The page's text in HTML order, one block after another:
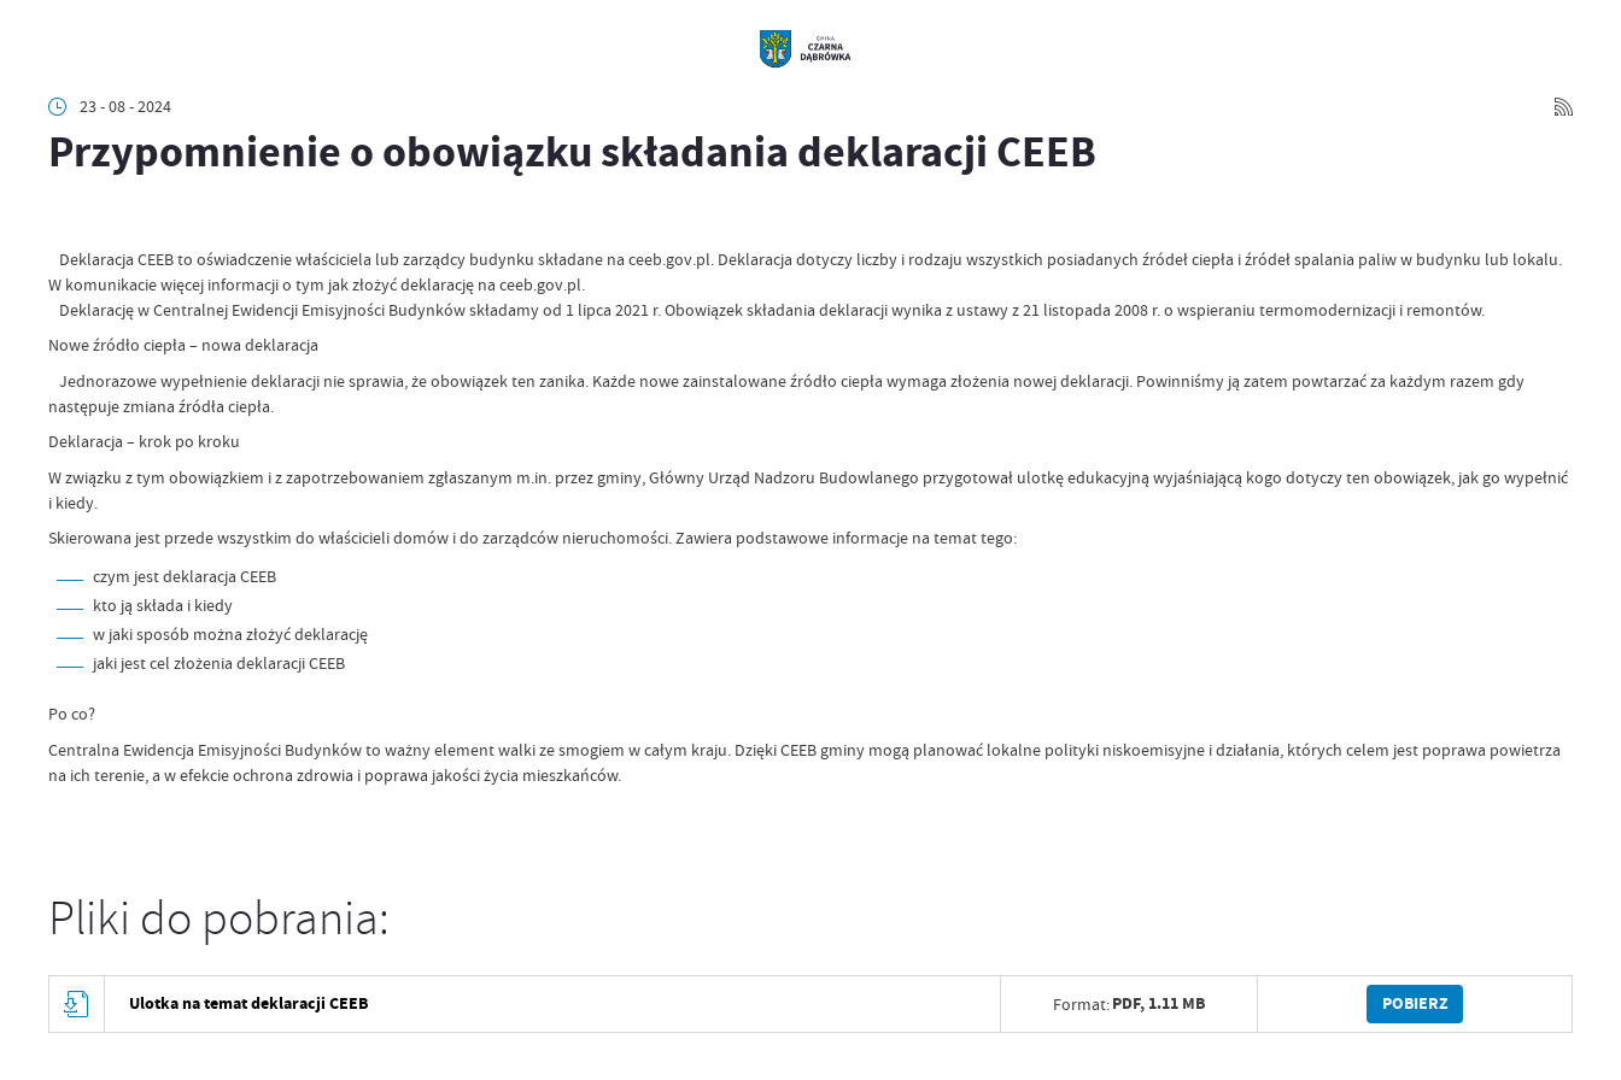
23 - 08 - 2024
Przypomnienie o obowiązku składania deklaracji CEEB
Deklaracja CEEB to oświadczenie właściciela lub zarządcy budynku składane na ceeb.gov.pl. Deklaracja dotyczy liczby i rodzaju wszystkich posiadanych źródeł ciepła i źródeł spalania paliw w budynku lub lokalu.
W komunikacie więcej informacji o tym jak złożyć deklarację na ceeb.gov.pl.
Deklarację w Centralnej Ewidencji Emisyjności Budynków składamy od 1 lipca 2021 r. Obowiązek składania deklaracji wynika z ustawy z 21 listopada 2008 r. o wspieraniu termomodernizacji i remontów.
Nowe źródło ciepła – nowa deklaracja
Jednorazowe wypełnienie deklaracji nie sprawia, że obowiązek ten zanika. Każde nowe zainstalowane źródło ciepła wymaga złożenia nowej deklaracji. Powinniśmy ją zatem powtarzać za każdym razem gdy
następuje zmiana źródła ciepła.
Deklaracja – krok po kroku
W związku z tym obowiązkiem i z zapotrzebowaniem zgłaszanym m.in. przez gminy, Główny Urząd Nadzoru Budowlanego przygotował ulotkę edukacyjną wyjaśniającą kogo dotyczy ten obowiązek, jak go wypełnić
i kiedy.
Skierowana jest przede wszystkim do właścicieli domów i do zarządców nieruchomości. Zawiera podstawowe informacje na temat tego:
czym jest deklaracja CEEB
kto ją składa i kiedy
w jaki sposób można złożyć deklarację
jaki jest cel złożenia deklaracji CEEB
Po co?
Centralna Ewidencja Emisyjności Budynków to ważny element walki ze smogiem w całym kraju. Dzięki CEEB gminy mogą planować lokalne polityki niskoemisyjne i działania, których celem jest poprawa powietrza
na ich terenie, a w efekcie ochrona zdrowia i poprawa jakości życia mieszkańców.
Pliki do pobrania:
Ulotka na temat deklaracji CEEB Format:PDF, 1.11 MB POBIERZ